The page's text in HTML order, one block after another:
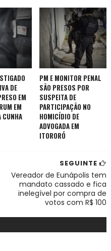
DE
EM
EM
CUNHA
PM E MONITOR PENAL
SÃO PRESOS POR
SUSPEITA DE
PARTICIPAÇÃO NO
HOMICÍDIO DE
ADVOGADA EM
ITORORÓ
SEGUINTE
Vereador de Eunápolis tem
mandato cassado e fica
inelegível por compra de
votos com R$ 100